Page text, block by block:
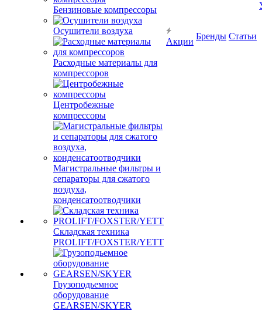
Бензиновые компрессоры
Осушители воздуха
Расходные материалы для
компрессоров
Центробежные
компрессоры
Магистральные фильтры и
сепараторы для сжатого
воздуха,
конденсатоотводчики
Складская техника
PROLIFT/FOXSTER/YETT
Грузоподьемное
оборудование
GEARSEN/SKYER
Акции
Бренды Статьи